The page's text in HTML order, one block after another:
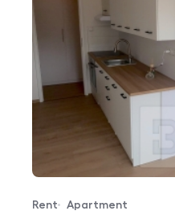
Offer type
Rent
Property type
Apartment